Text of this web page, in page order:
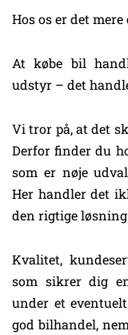
Hos os er det
At købe bil
udstyr – det
Vi tror på, at det
Derfor finder du
som er nøje
Her handler det
den rigtige
Kvalitet,
som sikrer dig
under et
god bilhandel,